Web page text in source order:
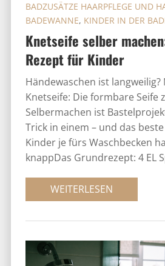
Knetseife selber
Rezept für Kinder
BADZUSÄTZE HAARPFLEGE UND
BADEWANNE, KINDER IN DER
Händewaschen ist
Knetseife: Die formbare Seife
Selbermachen ist
Trick in einem – und das
Kinder je fürs Waschbecken
knappDas Grundrezept: 4 EL
WEITERLESEN